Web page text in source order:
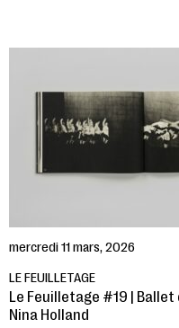
mercredi 11 mars, 2026
LE FEUILLETAGE
Le Feuilletage #19 |
Nina Holland